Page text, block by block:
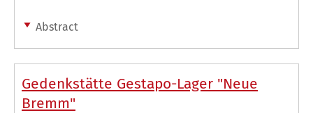
Abstract
Gedenkstätte Gestapo-Lager "Neue
Bremm"